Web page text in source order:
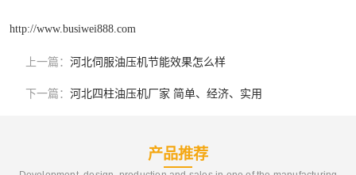
http://www.busiwei888.com
上一篇： 河北伺服油压机节能效果怎么样
下一篇： 河北四柱油压机厂家 简单、经济、实用
产品推荐